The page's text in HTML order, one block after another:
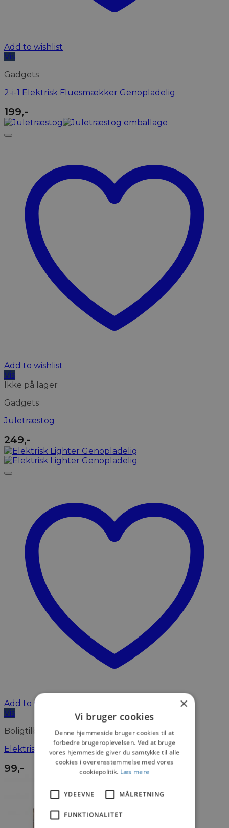
Add to wishlist
Vis
Gadgets
2-i-1 Elektrisk Fluesmækker Genopladelig
199,-
Add to wishlist
Vis
Ikke på lager
Gadgets
Juletræstog
249,-
Add to wishlist
Vis
Boligtilbehør
Elektrisk Lighter Genopladelig
99,-
×
Vi bruger cookies
Denne hjemmeside bruger cookies til at
forbedre brugeroplevelsen. Ved at bruge
vores hjemmeside giver du samtykke til alle
cookies i overensstemmelse med vores
cookiepolitik. Læs mere
YDEEVNE MÅLRETNING
FUNKTIONALITET